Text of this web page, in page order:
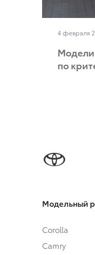
4 февраля
Модели
по
Модельный
Corolla
Camry